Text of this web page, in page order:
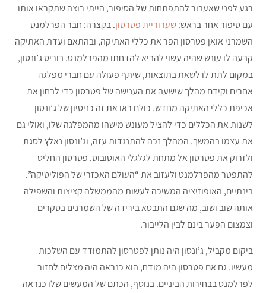
רגע לפני שאעבור להתפתחות של הסיפור, הייתי רוצה שתקראו אותו
עם סיפור אחר בראש:שערוריית פטרסון. בקצרה: חבר הפרלמנט
השמרני אואן פטרסון הפר את כללי האתיקה, ובהתאם ועדת האתיקה
קבעה לו עונש שהיה עשוי להביא להדחתו מהפרלמנט. בוריס ג’ונסון,
במקום לתת לו לשאת בתוצאות, שיתף פעולה עם חברי מפלגה
אחרים וקידם מהלך שישעה את הענישה של פטרסון כדי לבחון את
אכיפת כללי האתיקה מחדש. כולם ראו את זה כניסיון של ג’ונסון
לשנות את הכללים כדי להציל מעונש מישהו מהמפלגה שלו, ואולי גם
את עצמו בהמשך. המהלך זכה להתנגדות עזה, וג’ונסון נאלץ לסגת
ולזרוק את פטרסון אל מתחת לגלגלי האוטובוס. פטרסון החליט
להתפטר מהפרלמנט ולעזוב את “העולם האכזרי של הפוליטיקה”.
בינתיים, האופוזיציה המשיכה לעשות מהממשלה קציצות והשפילה
אותה שוב ושוב, מה שגם התבטא בירידה של השמרנים בסקרים
וצמצום הפער בינם לבין הלייבור.
ביקום מקביל, ג’ונסון היה נותן לפטרסון להתמודד עם השלכות
מעשיו. גם אם פטרסון היה מודח, הוא כנראה היה מצליח לחזור
לפרלמנט בבחירות הביניים. בנוסף, הכתם של המעשים שלו כנראה